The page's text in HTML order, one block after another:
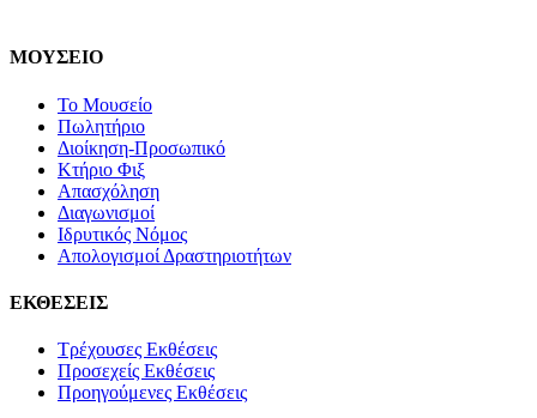
ΜΟΥΣΕΙΟ
Το Μουσείο
Πωλητήριο
Διοίκηση-Προσωπικό
Κτήριο Φιξ
Απασχόληση
Διαγωνισμοί
Ιδρυτικός Νόμος
Απολογισμοί Δραστηριοτήτων
ΕΚΘΕΣΕΙΣ
Τρέχουσες Εκθέσεις
Προσεχείς Εκθέσεις
Προηγούμενες Εκθέσεις